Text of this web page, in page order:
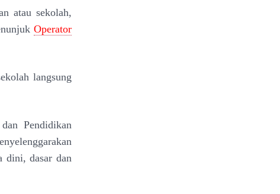
atau sekolah,
Operator
langsung
Pendidikan
dini, dasar dan